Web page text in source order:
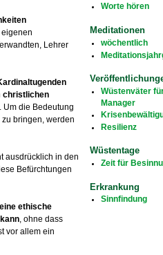
Lehrer
christlichen
Um die Bedeutung
bringen, werden
ausdrücklich in den
Befürchtungen
ethische
, ohne dass
vor allem ein
Worte hören
Meditationen
wöchentlich
Wüstenväter
Manager
Resilienz
Wüstentage
Zeit für
Erkrankung
Sinnfindung